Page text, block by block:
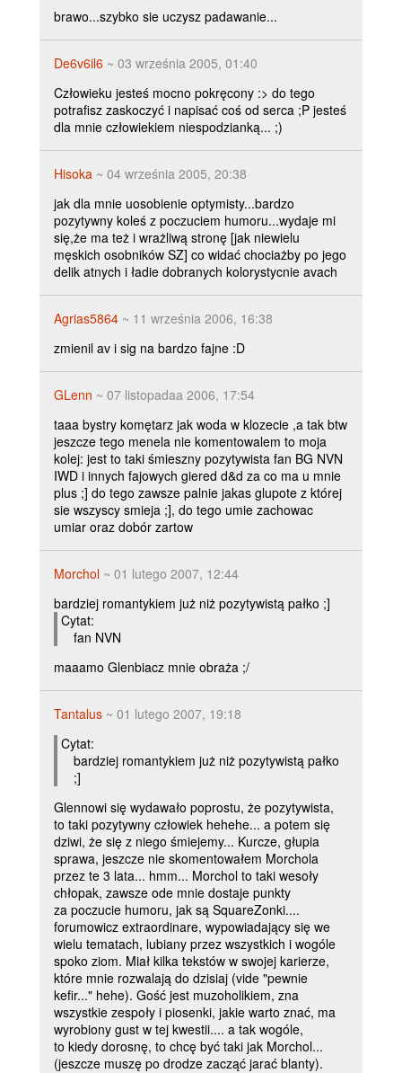
brawo...szybko sie uczysz padawanie...
De6v6il6 ~ 03 września 2005, 01:40
Człowieku jesteś mocno pokręcony :> do tego
potrafisz zaskoczyć i napisać coś od serca ;P jesteś
dla mnie człowiekiem niespodzianką... ;)
Hisoka ~ 04 września 2005, 20:38
jak dla mnie uosobienie optymisty...bardzo
pozytywny koleś z poczuciem humoru...wydaje mi
się,że ma też i wrażliwą stronę [jak niewielu
męskich osobników SZ] co widać chociażby po jego
delik atnych i ładie dobranych kolorystycnie avach
Agrias5864 ~ 11 września 2006, 16:38
zmienil av i sig na bardzo fajne :D
GLenn ~ 07 listopadaa 2006, 17:54
taaa bystry komętarz jak woda w klozecie ,a tak btw
jeszcze tego menela nie komentowalem to moja
kolej: jest to taki śmieszny pozytywista fan BG NVN
IWD i innych fajowych giered d&d za co ma u mnie
plus ;] do tego zawsze palnie jakas glupote z której
sie wszyscy smieja ;], do tego umie zachowac
umiar oraz dobór zartow
Morchol ~ 01 lutego 2007, 12:44
bardziej romantykiem już niż pozytywistą pałko ;]
Cytat:
fan NVN
maaamo Glenbiacz mnie obraża ;/
Tantalus ~ 01 lutego 2007, 19:18
Cytat:
bardziej romantykiem już niż pozytywistą pałko
;]
Glennowi się wydawało poprostu, że pozytywista,
to taki pozytywny człowiek hehehe... a potem się
dziwi, że się z niego śmiejemy... Kurcze, głupia
sprawa, jeszcze nie skomentowałem Morchola
przez te 3 lata... hmm... Morchol to taki wesoły
chłopak, zawsze ode mnie dostaje punkty
za poczucie humoru, jak są SquareZonki....
forumowicz extraordinare, wypowiadający się we
wielu tematach, lubiany przez wszystkich i wogóle
spoko ziom. Miał kilka tekstów w swojej karierze,
które mnie rozwalają do dzisiaj (vide "pewnie
kefir..." hehe). Gość jest muzoholikiem, zna
wszystkie zespoły i piosenki, jakie warto znać, ma
wyrobiony gust w tej kwestii.... a tak wogóle,
to kiedy dorosnę, to chcę być taki jak Morchol...
(jeszcze muszę po drodze zacząć jarać blanty).